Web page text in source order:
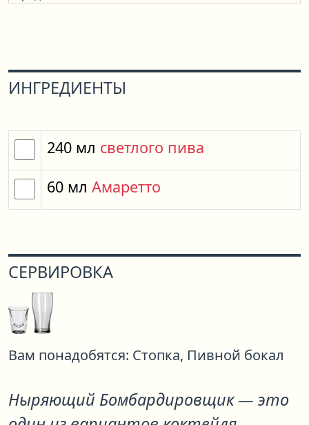
ИНГРЕДИЕНТЫ
240 мл светлого пива
60 мл Амаретто
СЕРВИРОВКА
Вам понадобятся: Стопка, Пивной бокал
Ныряющий Бомбардировщик— это